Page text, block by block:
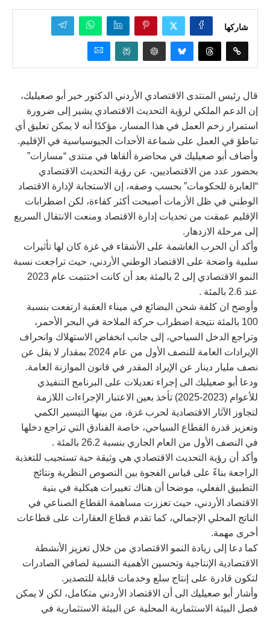
شاركها
قال رئيس المنتدى الاقتصادي الأردني الدكتور خير أبو صعيليك،
إن الدعم الملكي لرؤية التحديث الاقتصادي يشير إلى ضرورة
استمرار زخم العمل في هذا المسار، مؤكدًا أنه لا يمكن تعليق أي
تباطؤ في العمل على شماعة الأحداث الجيوسياسية في الإقليم.
وأضاف أبو صعيليك في محاضرة ألقاها في منتدى “مسارات”
بحضور عدد من الاقتصاديين، عن رؤية التحديث الاقتصادي
“العابرة للحكومات” بحسب وصفه، إن الاستجابة لإدارة الاقتصاد
الوطني في ظل الأزمات أصبحت أكثر كفاءة، لكن اضطرابات
الإقليم عمقت من تحديات إدارة الاقتصاد ومنعت الانتقال السريع
إلى مرحلة الازدهار.
وأكد أن الحرب الغاشمة على الأشقاء في غزة كان لها تأثيرات
سلبية واضحة على الاقتصاد الوطني الأردني، حيث تراجعت نسبة
النمو الاقتصادي إلى 2 بالمئة بعد أن كانت اختتمت عام 2023
عند 2.6 بالمئة .
وأوضح ان كلفة شحن البضائع في ميناء العقبة ارتفعت بنسبة
100 بالمئة نتيجة اضطراب حركة الملاحة في البحر الأحمر،
وتراجع الدخل السياحي، إلى جانب انخفاض الاستهلاك وانحراف
الإيرادات العامة للنصف الأول من عام 2024 بمقدار لا يقل عن
نصف مليار دينار عن الإيراد المقدر في قانون الموازنة العامة.
ودعا أبو صعيليك الى إجراء تعديلات على البرنامج التنفيذي
للأعوام (2023-2025) تأخذ بعين الاعتبار الإجراءات اللازمة
لتجاوز الآثار الاقتصادية لحرب غزة، من بينها التيسير الكمي
وتعزيز قدرة القطاع السياحي، خاصة الفنادق التي تراجع دخلها
في النصف الأول من العام الجاري بنسبة 26.2 بالمئة .
وأكد أن رؤية التحديث الاقتصادي هي وثيقة حية تستجيب للتغذية
الراجعة بناءً على قياس الفجوة بين النصوص النظرية ونتائج
التطبيق الفعلي، موضحا أن هناك تغييرات هيكلية في بنية
الاقتصاد الأردني، حيث تعززت مساهمة القطاع الصناعي في
الناتج المحلي الإجمالي، كما تقدم قطاع العقارات على قطاعات
أخرى مهمة.
كما دعا إلى زيادة النمو الاقتصادي من خلال تعزيز الأنشطة
الاقتصادية الإنتاجية وتحسين الأهمية النسبية لصافي الصادرات
لتكون قادرة على إنتاج سلع وخدمات قابلة للتصدير.
وأشار أبو صعيليك الى أن الاقتصاد الأردني متكامل، لكن لا يمكن
فصل البيئة الاستثمارية المحلية عن البيئة الاستثمارية في